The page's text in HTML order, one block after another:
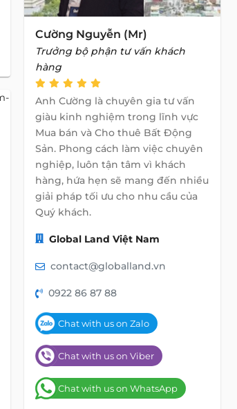
Cường Nguyễn (Mr)
Trưởng bộ phận tư vấn khách
hàng
Anh Cường là chuyên gia tư vấn
giàu kinh nghiệm trong lĩnh vực
Mua bán và Cho thuê Bất Động
Sản. Phong cách làm việc chuyên
nghiệp, luôn tận tâm vì khách
hàng, hứa hẹn sẽ mang đến nhiều
giải pháp tối ưu cho nhu cầu của
Quý khách.
Global Land Việt Nam
contact@globalland.vn
0922 86 87 88
Chat with us on Zalo
Chat with us on Viber
Chat with us on WhatsApp